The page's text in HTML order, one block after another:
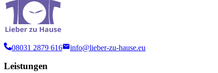
08031 2879 616 info@lieber-zu-hause.eu
Leistungen